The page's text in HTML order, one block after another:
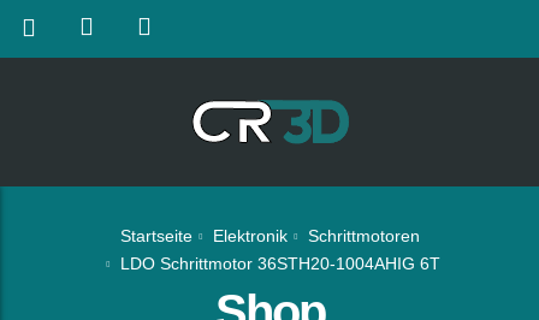
Startseite Elektronik
Schrittmotoren
LDO Schrittmotor 36STH20-1004AHIG 6T